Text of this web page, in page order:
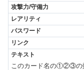
このカード名の①②③の